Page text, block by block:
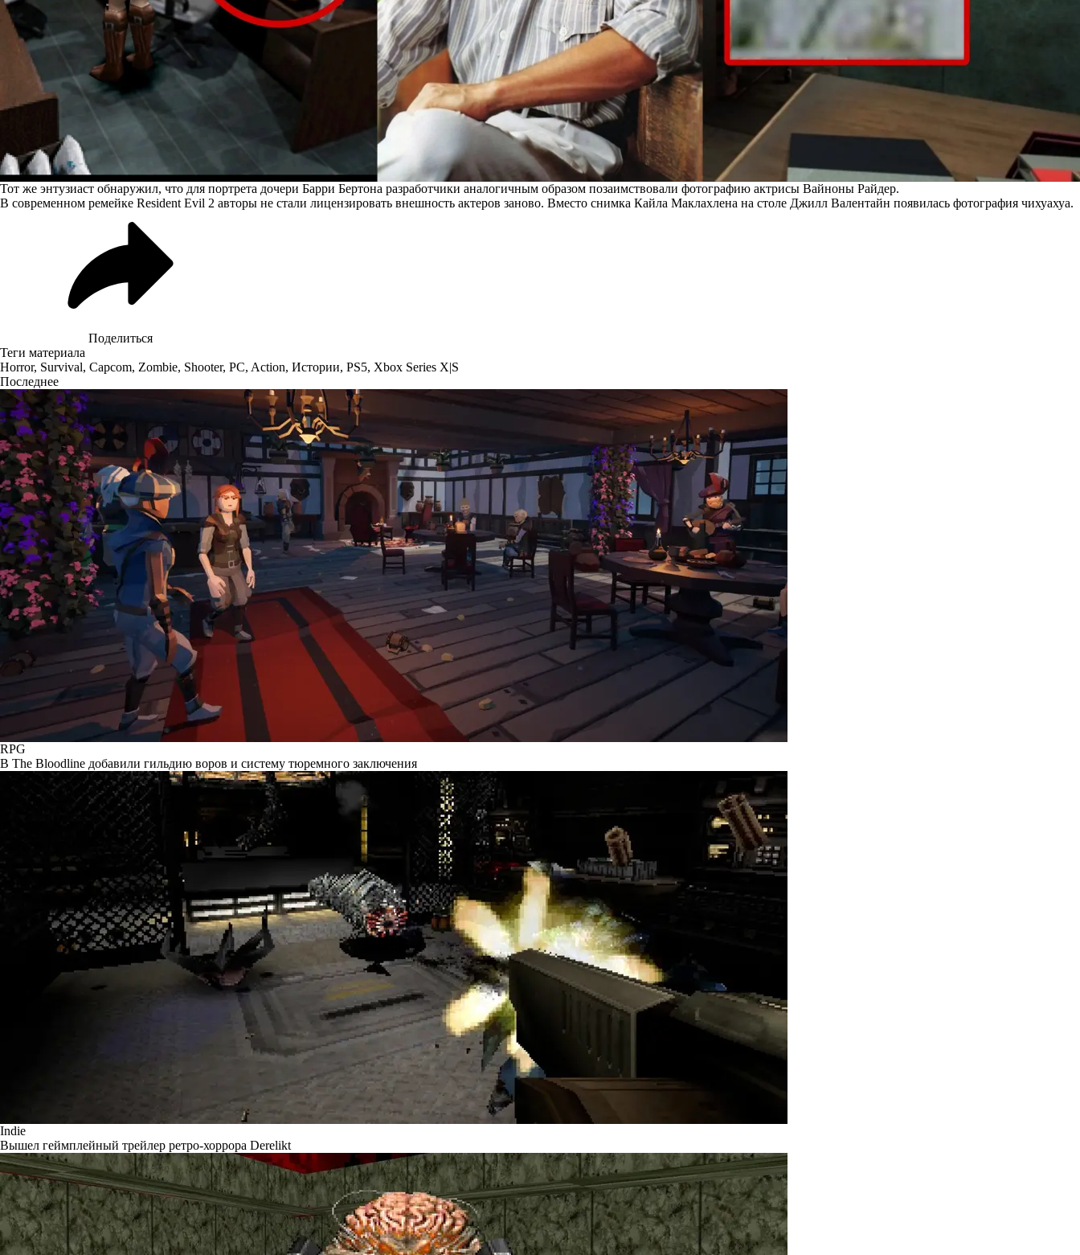
Тот же энтузиаст обнаружил, что для портрета дочери Барри Бертона разработчики аналогичным образом позаимствовали фотографию актрисы Вайноны Райдер.
В современном ремейке Resident Evil 2 авторы не стали лицензировать внешность актеров заново. Вместо снимка Кайла Маклахлена на столе Джилл Валентайн появилась фотография чихуахуа.
Поделиться
Теги материала
Horror, Survival, Capcom, Zombie, Shooter, PC, Action, Истории, PS5, Xbox Series X|S
Последнее
RPG
В The Bloodline добавили гильдию воров и систему тюремного заключения
Indie
Вышел геймплейный трейлер ретро-хоррора Derelikt